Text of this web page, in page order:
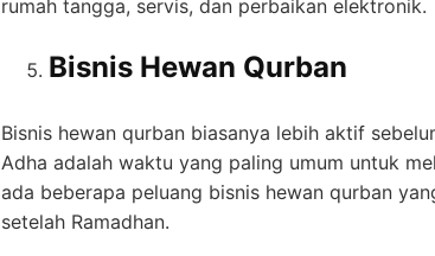
rumah tangga, servis, dan perbaikan elektronik.
Bisnis Hewan Qurban
Bisnis hewan qurban biasanya lebih aktif
Adha adalah waktu yang paling umum untuk
ada beberapa peluang bisnis hewan qurban
setelah Ramadhan.